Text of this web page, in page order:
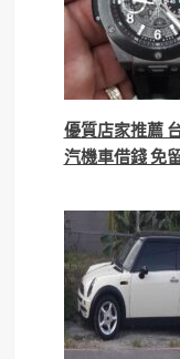
優質店家推薦
汽機車借錢 免